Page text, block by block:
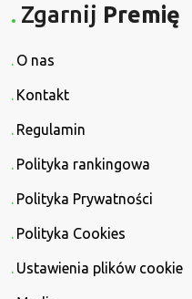
Zgarnij Premię
O nas
Kontakt
Regulamin
Polityka rankingowa
Polityka Prywatności
Polityka Cookies
Ustawienia plików cookie